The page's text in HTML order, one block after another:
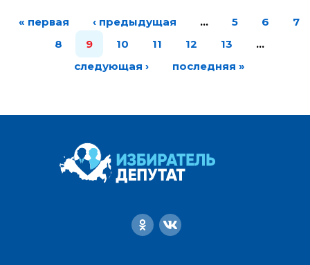
« первая ‹ предыдущая … 5 6
7
8
9 10 11 12 13
…
следующая ›
последняя »